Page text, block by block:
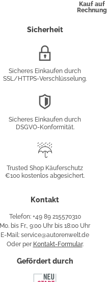
Kauf auf
Rechnung
Sicherheit
Sicheres Einkaufen durch
SSL/HTTPS-Verschlüsselung.
Sicheres Einkaufen durch
DSGVO-Konformität.
Käuferschutz
Trusted Shop Käuferschutz
€100 kostenlos abgesichert.
Kontakt
Telefon: +49 89 215570310
Mo. bis Fr., 9:00 Uhr bis 18:00 Uhr
E-Mail: service@autorenwelt.de
Oder per Kontakt-Formular.
Gefördert durch